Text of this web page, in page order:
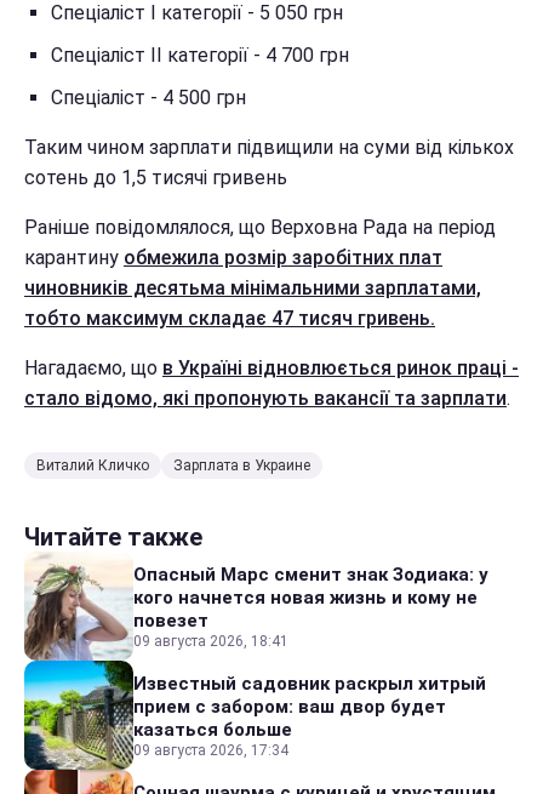
Спеціаліст I категорії - 5 050 грн
Спеціаліст ІІ категорії - 4 700 грн
Спеціаліст - 4 500 грн
Таким чином зарплати підвищили на суми від кількох
сотень до 1,5 тисячі гривень
Раніше повідомлялося, що Верховна Рада на період
карантину обмежила розмір заробітних плат
чиновників десятьма мінімальними зарплатами,
тобто максимум складає 47 тисяч гривень.
Нагадаємо, що в Україні відновлюється ринок праці -
стало відомо, які пропонують вакансії та зарплати.
Виталий Кличко Зарплата в Украине
Читайте также
Опасный Марс сменит знак Зодиака: у
кого начнется новая жизнь и кому не
повезет
09 августа 2026, 18:41
Известный садовник раскрыл хитрый
прием с забором: ваш двор будет
казаться больше
09 августа 2026, 17:34